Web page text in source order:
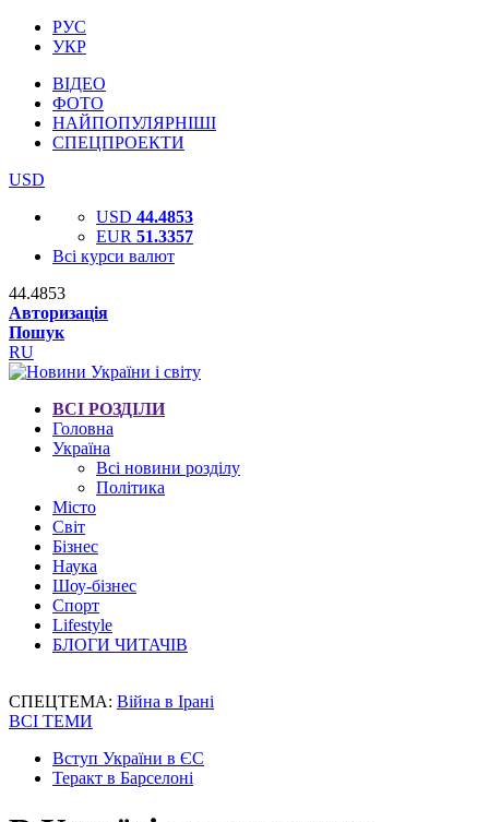
РУС
УКР
ВІДЕО
ФОТО
НАЙПОПУЛЯРНІШІ
СПЕЦПРОЕКТИ
USD
USD 44.4853
EUR 51.3357
Всі курси валют
44.4853
Авторизація
Пошук
RU
ВСІ РОЗДІЛИ
Головна
Україна
Всі новини розділу
Політика
Місто
Світ
Бізнес
Наука
Шоу-бізнес
Спорт
Lifestyle
БЛОГИ ЧИТАЧІВ
СПЕЦТЕМА: Війна в Ірані
ВСІ ТЕМИ
Вступ України в ЄС
Теракт в Барселоні